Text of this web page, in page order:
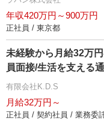
年収420万円～900万円
正社員 / 東京都
未経験から月給32万
員面接/生活を支える
有限会社K.D.S
月給32万円～
正社員 / 契約社員 / 業務委